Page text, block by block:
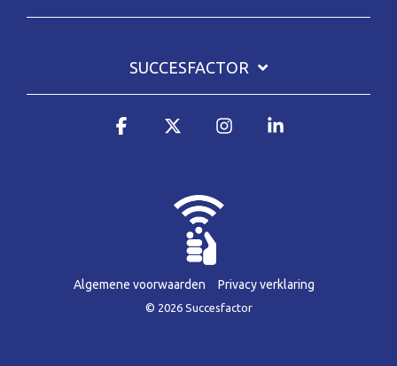
SUCCESFACTOR
Algemene voorwaarden Privacy verklaring
© 2026 Succesfactor
Facebook Instagram